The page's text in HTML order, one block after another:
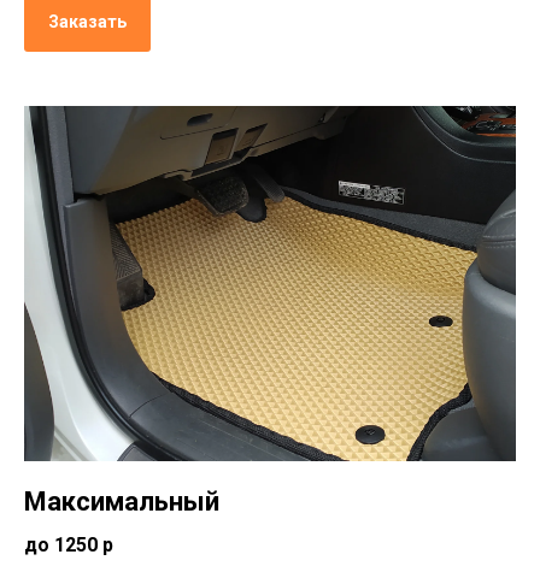
Заказать
Максимальный
до 1250 р